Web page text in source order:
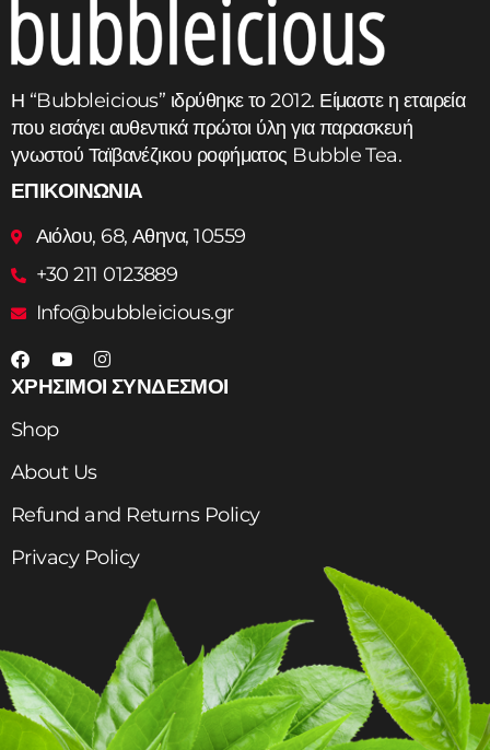
Η “Bubbleicious” ιδρύθηκε το 2012. Είμαστε η εταιρεία
που εισάγει αυθεντικά πρώτοι ύλη για παρασκευή
γνωστού Ταϊβανέζικου ροφήματος Bubble Tea.
ΕΠΙΚΟΙΝΩΝΙΑ
Αιόλου, 68, Αθηνα, 10559
+30 211 0123889
Info@bubbleicious.gr
ΧΡΗΣΙΜΟΙ ΣΥΝΔΕΣΜΟΙ
Shop
About Us
Refund and Returns Policy
Privacy Policy